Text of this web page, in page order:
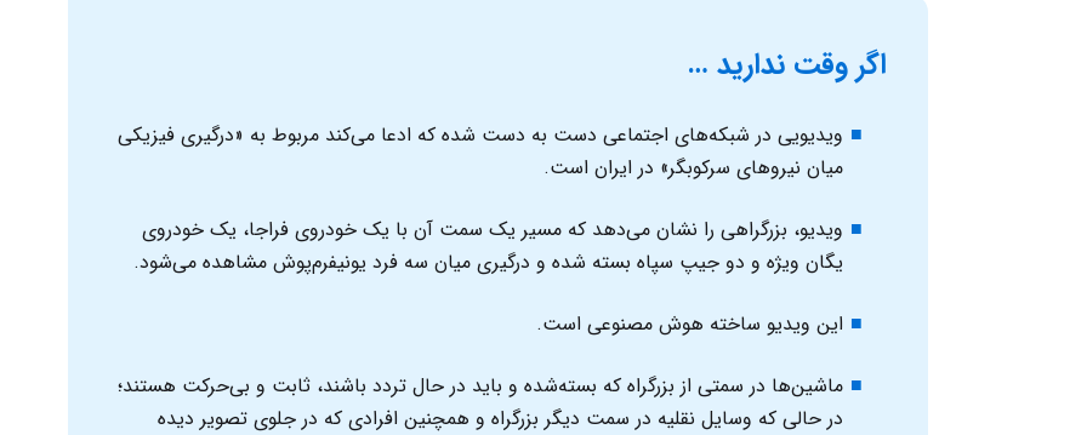
اگر وقت ندارید …
ویدیویی در شبکه‌های اجتماعی دست به دست شده که ادعا می‌کند مربوط به «درگیری فیزیکی
میان نیروهای سرکوبگر» در ایران است.
ویدیو، بزرگراهی را نشان می‌دهد که مسیر یک سمت آن با یک خودروی فراجا، یک خودروی
یگان ویژه و دو جیپ سپاه بسته شده و درگیری میان سه فرد یونیفرم‌پوش مشاهده می‌شود.
این ویدیو ساخته هوش مصنوعی است.
ماشین‌ها در سمتی از بزرگراه که بسته‌شده و باید در حال تردد باشند، ثابت و بی‌حرکت هستند؛
در حالی که وسایل نقلیه در سمت دیگر بزرگراه و همچنین افرادی که در جلوی تصویر دیده